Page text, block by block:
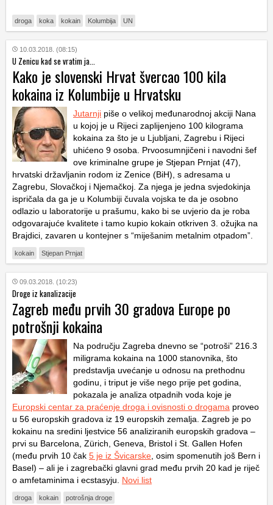
droga koka kokain Kolumbija UN
10.03.2018. (08:15)
U Zenicu kad se vratim ja...
Kako je slovenski Hrvat švercao 100 kila
kokaina iz Kolumbije u Hrvatsku
Jutarnji piše o velikoj međunarodnoj akciji Nana
u kojoj je u Rijeci zaplijenjeno 100 kilograma
kokaina za što je u Ljubljani, Zagrebu i Rijeci
uhićeno 9 osoba. Prvoosumnjičeni i navodni šef
ove kriminalne grupe je Stjepan Prnjat (47),
hrvatski državljanin rodom iz Zenice (BiH), s adresama u
Zagrebu, Slovačkoj i Njemačkoj. Za njega je jedna svjedokinja
ispričala da ga je u Kolumbiji čuvala vojska te da je osobno
odlazio u laboratorije u prašumu, kako bi se uvjerio da je roba
odgovarajuće kvalitete i tamo kupio kokain otkriven 3. ožujka na
Brajdici, zavaren u kontejner s “miješanim metalnim otpadom”.
kokain Stjepan Prnjat
09.03.2018. (10:23)
Droge iz kanalizacije
Zagreb među prvih 30 gradova Europe po
potrošnji kokaina
Na području Zagreba dnevno se “potroši” 216.3
miligrama kokaina na 1000 stanovnika, što
predstavlja uvećanje u odnosu na prethodnu
godinu, i triput je više nego prije pet godina,
pokazala je analiza otpadnih voda koje je
Europski centar za praćenje droga i ovisnosti o drogama proveo
u 56 europskih gradova iz 19 europskih zemalja. Zagreb je po
kokainu na sredini ljestvice 56 analiziranih europskih gradova –
prvi su Barcelona, Zürich, Geneva, Bristol i St. Gallen Hofen
(među prvih 10 čak 5 je iz Švicarske , osim spomenutih još Bern i
Basel) – ali je i zagrebački glavni grad među prvih 20 kad je riječ
o amfetaminima i ecstasyju. Novi list
droga kokain potrošnja droge